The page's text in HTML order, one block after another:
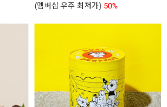
(멤버십 우주 최저가) 50%